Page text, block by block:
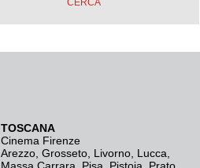
TOSCANA
Cinema Firenze
Arezzo Grosseto Livorno Lucca